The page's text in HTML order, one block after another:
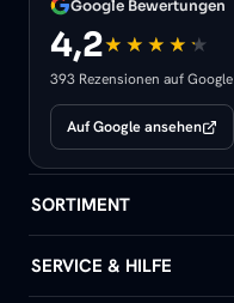
Google Bewertungen
4,2
393 Rezensionen auf Google
Auf Google ansehen
SORTIMENT
Badheizkörper
SERVICE & HILFE